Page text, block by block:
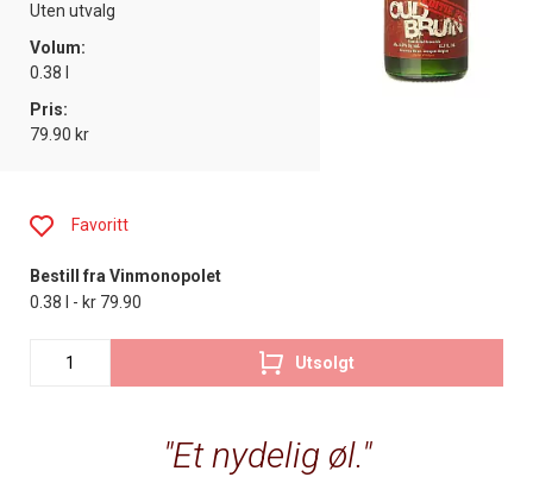
Uten utvalg
Volum:
0.38 l
Pris:
79.90 kr
Et nydelig øl.
Favoritt
Bestill fra Vinmonopolet
0.38 l - kr 79.90
Utsolgt